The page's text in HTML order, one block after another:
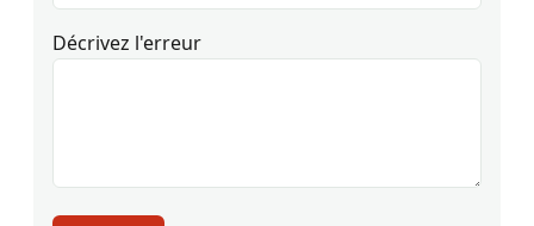
Décrivez l'erreur